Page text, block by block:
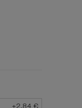
+2,84 €